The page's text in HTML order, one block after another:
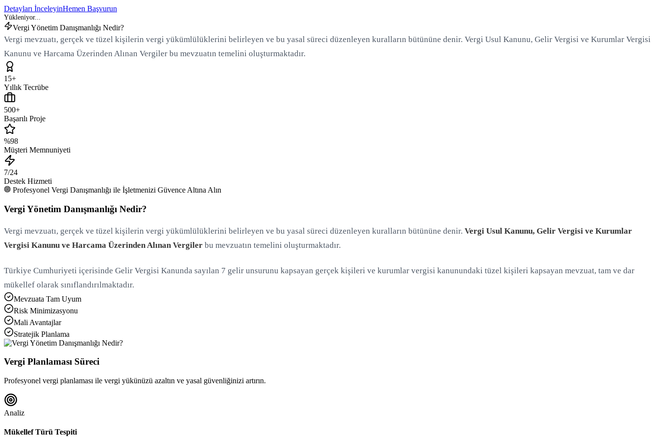
Detayları İnceleyinHemen Başvurun
Vergi Yönetim Danışmanlığı Nedir?
Vergi mevzuatı, gerçek ve tüzel kişilerin vergi yükümlülüklerini belirleyen ve bu yasal süreci düzenleyen kuralların bütününe denir. Vergi Usul Kanunu, Gelir Vergisi ve Kurumlar Vergisi
Kanunu ve Harcama Üzerinden Alınan Vergiler bu mevzuatın temelini oluşturmaktadır.
15+
Yıllık Tecrübe
500+
Başarılı Proje
%98
Müşteri Memnuniyeti
7/24
Destek Hizmeti
Profesyonel Vergi Danışmanlığı ile İşletmenizi Güvence Altına Alın
Vergi Yönetim Danışmanlığı Nedir?
Vergi mevzuatı, gerçek ve tüzel kişilerin vergi yükümlülüklerini belirleyen ve bu yasal süreci düzenleyen kuralların bütününe denir. Vergi Usul Kanunu, Gelir Vergisi ve Kurumlar
Vergisi Kanunu ve Harcama Üzerinden Alınan Vergiler bu mevzuatın temelini oluşturmaktadır.
Türkiye Cumhuriyeti içerisinde Gelir Vergisi Kanunda sayılan 7 gelir unsurunu kapsayan gerçek kişileri ve kurumlar vergisi kanunundaki tüzel kişileri kapsayan mevzuat, tam ve dar
mükellef olarak sınıflandırılmaktadır.
Mevzuata Tam Uyum
Risk Minimizasyonu
Mali Avantajlar
Stratejik Planlama
Vergi Planlaması Süreci
Profesyonel vergi planlaması ile vergi yükünüzü azaltın ve yasal güvenliğinizi artırın.
Analiz
Mükellef Türü Tespiti